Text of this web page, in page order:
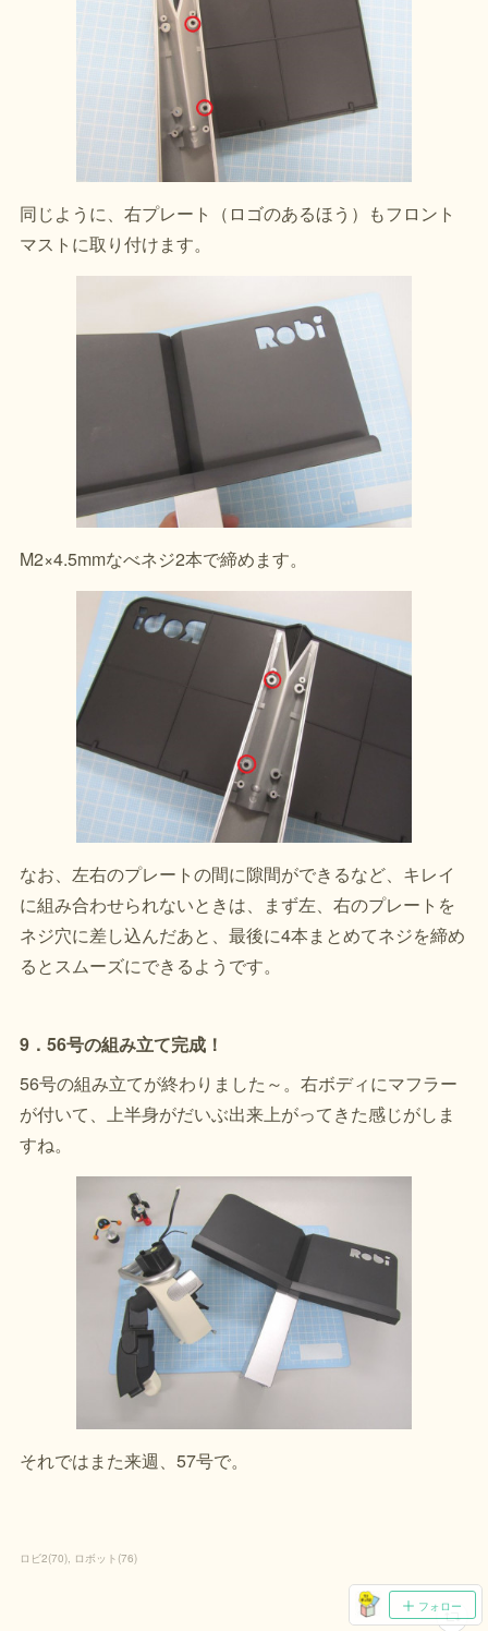
同じように、右プレート（ロゴのあるほう）もフロント
マストに取り付けます。
M2×4.5mmなべネジ2本で締めます。
なお、左右のプレートの間に隙間ができるなど、キレイ
に組み合わせられないときは、まず左、右のプレートを
ネジ穴に差し込んだあと、最後に4本まとめてネジを締め
るとスムーズにできるようです。
9．56号の組み立て完成！
56号の組み立てが終わりました～。右ボディにマフラー
が付いて、上半身がだいぶ出来上がってきた感じがしま
すね。
それではまた来週、57号で。
ロビ2(70) ロボット (76)
フォロー